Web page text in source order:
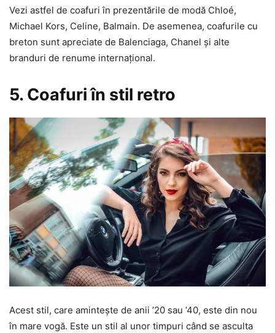
Vezi astfel de coafuri în prezentările de modă Chloé,
Michael Kors, Celine, Balmain. De asemenea, coafurile cu
breton sunt apreciate de Balenciaga, Chanel și alte
branduri de renume internațional.
5. Coafuri în stil retro
Acest stil, care amintește de anii ’20 sau ’40, este din nou
în mare vogă. Este un stil al unor timpuri când se asculta